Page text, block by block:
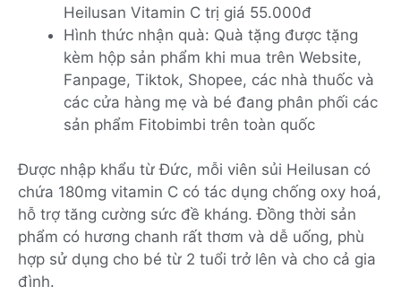
Heilusan Vitamin C trị giá 55.000đ
Hình thức nhận quà: Quà tặng được tặng
kèm hộp sản phẩm khi mua trên Website,
Fanpage, Tiktok, Shopee, các nhà thuốc và
các cửa hàng mẹ và bé đang phân phối các
sản phẩm Fitobimbi trên toàn quốc
Được nhập khẩu từ Đức, mỗi viên sủi Heilusan có
chứa 180mg vitamin C có tác dụng chống oxy hoá,
hỗ trợ tăng cường sức đề kháng. Đồng thời sản
phẩm có hương chanh rất thơm và dễ uống, phù
hợp sử dụng cho bé từ 2 tuổi trở lên và cho cả gia
đình.